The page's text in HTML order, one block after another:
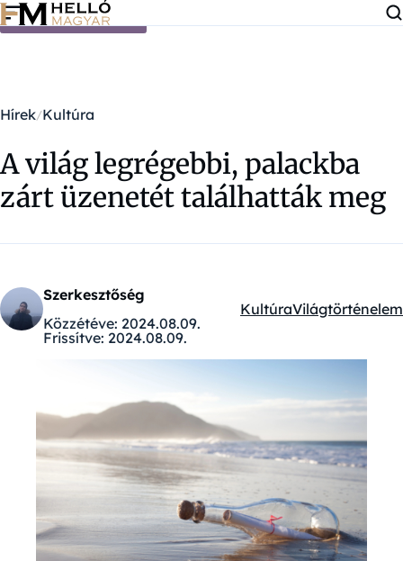
Ugrás a tartalomra
Hírek Kultúra
A világ legrégebbi, palackba
zárt üzenetét találhatták meg
Szerkesztőség
Közzétéve: 2024.08.09.
Frissítve: 2024.08.09.
Kategóriák:
KultúraVilágtörténelem